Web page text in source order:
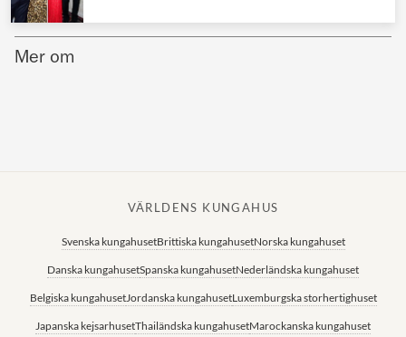
Mer om
VÄRLDENS KUNGAHUS
Svenska kungahusetBrittiska kungahusetNorska kungahuset
Danska kungahusetSpanska kungahusetNederländska kungahuset
Belgiska kungahusetJordanska kungahusetLuxemburgska storhertighuset
Japanska kejsarhusetThailändska kungahusetMarockanska kungahuset